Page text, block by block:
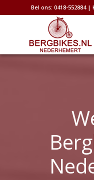
Bel ons: 0418-552884